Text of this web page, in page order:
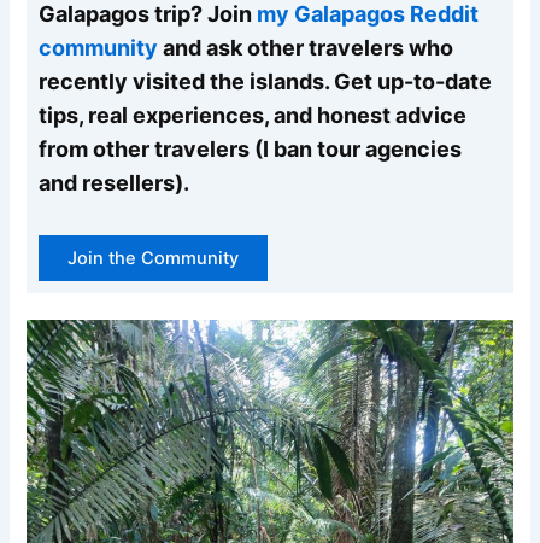
Galapagos trip? Join my Galapagos Reddit
community and ask other travelers who
recently visited the islands. Get up-to-date
tips, real experiences, and honest advice
from other travelers (I ban tour agencies
and resellers).
Join the Community